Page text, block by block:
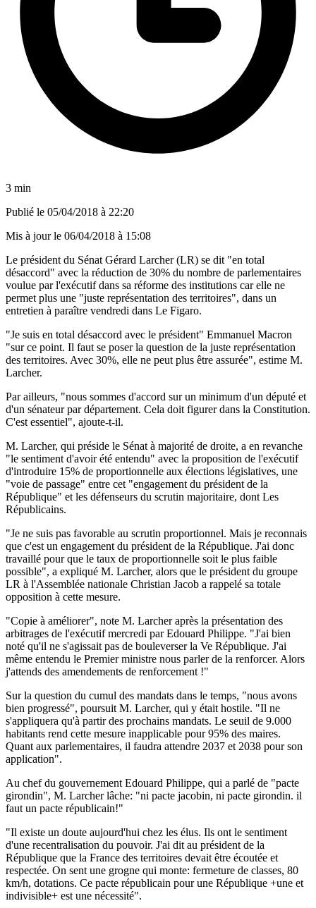
3 min
Publié le 05/04/2018 à 22:20
Mis à jour le 06/04/2018 à 15:08
Le président du Sénat Gérard Larcher (LR) se dit "en total
désaccord" avec la réduction de 30% du nombre de parlementaires
voulue par l'exécutif dans sa réforme des institutions car elle ne
permet plus une "juste représentation des territoires", dans un
entretien à paraître vendredi dans Le Figaro.
"Je suis en total désaccord avec le président" Emmanuel Macron
"sur ce point. Il faut se poser la question de la juste représentation
des territoires. Avec 30%, elle ne peut plus être assurée", estime M.
Larcher.
Par ailleurs, "nous sommes d'accord sur un minimum d'un député et
d'un sénateur par département. Cela doit figurer dans la Constitution.
C'est essentiel", ajoute-t-il.
M. Larcher, qui préside le Sénat à majorité de droite, a en revanche
"le sentiment d'avoir été entendu" avec la proposition de l'exécutif
d'introduire 15% de proportionnelle aux élections législatives, une
"voie de passage" entre cet "engagement du président de la
République" et les défenseurs du scrutin majoritaire, dont Les
Républicains.
"Je ne suis pas favorable au scrutin proportionnel. Mais je reconnais
que c'est un engagement du président de la République. J'ai donc
travaillé pour que le taux de proportionnelle soit le plus faible
possible", a expliqué M. Larcher, alors que le président du groupe
LR à l'Assemblée nationale Christian Jacob a rappelé sa totale
opposition à cette mesure.
"Copie à améliorer", note M. Larcher après la présentation des
arbitrages de l'exécutif mercredi par Edouard Philippe. "J'ai bien
noté qu'il ne s'agissait pas de bouleverser la Ve République. J'ai
même entendu le Premier ministre nous parler de la renforcer. Alors
j'attends des amendements de renforcement !"
Sur la question du cumul des mandats dans le temps, "nous avons
bien progressé", poursuit M. Larcher, qui y était hostile. "Il ne
s'appliquera qu'à partir des prochains mandats. Le seuil de 9.000
habitants rend cette mesure inapplicable pour 95% des maires.
Quant aux parlementaires, il faudra attendre 2037 et 2038 pour son
application".
Au chef du gouvernement Edouard Philippe, qui a parlé de "pacte
girondin", M. Larcher lâche: "ni pacte jacobin, ni pacte girondin. il
faut un pacte républicain!"
"Il existe un doute aujourd'hui chez les élus. Ils ont le sentiment
d'une recentralisation du pouvoir. J'ai dit au président de la
République que la France des territoires devait être écoutée et
respectée. On sent une grogne qui monte: fermeture de classes, 80
km/h, dotations. Ce pacte républicain pour une République +une et
indivisible+ est une nécessité".